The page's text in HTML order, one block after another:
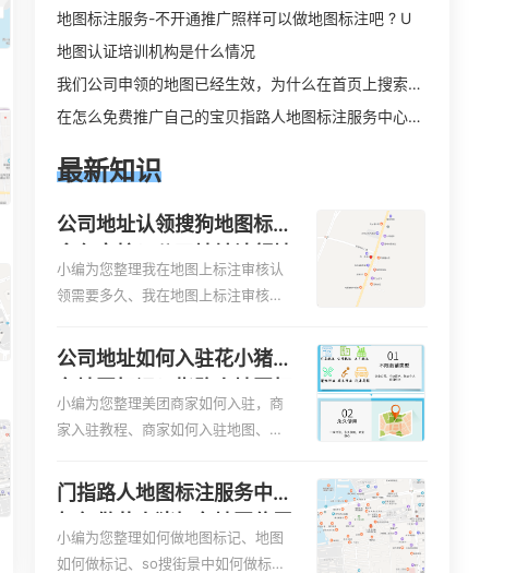
地图标注服务-不开通推广照样可以做地图标注吧 ? U
地图认证培训机构是什么情况
我们公司申领的地图已经生效，为什么在首页上搜索公司全称在右侧没有地图显示
在怎么免费推广自己的宝贝指路人地图标注服务中心铺。
最新知识
公司地址认领搜狗地图标注
图标注多久审核？
小编为您整理我在地图上标注审核认
领需要多久、我在地图上标注审核认
领需要多久i、我在地图上标注审核认
领需要多久Y、搜狗地图标注要多久才
显示相关地图标注知识，详情可查看
下方正文！
公司地址如何入驻花小猪打
注服务中心铺如何入驻花小
小编为您整理美团商家如何入驻，商
家入驻教程、商家如何入驻地图、如
图、家政公司如何入驻美团相关地图
标注知识，详情可查看下方正文！
门指路人地图标注服务中心
标记？门指路人地图标注服
小编为您整理如何做地图标记、地图
如何做标记、so搜街景中如何做标